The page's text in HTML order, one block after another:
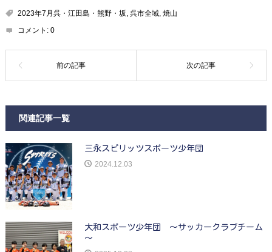
2023年7月呉・江田島・熊野・坂,呉市全域,焼山
コメント:0
関連記事一覧
三永スピリッツスポーツ少年団
2024.12.03
大和スポーツ少年団 ～サッカークラブチーム
～